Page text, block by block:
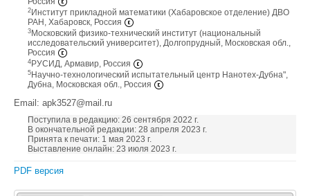
2 Институт прикладной математики (Хабаровское отделение) ДВО
РАН, Хабаровск, Россия
3 Московский физико-технический институт (национальный
исследовательский университет), Долгопрудный, Московская обл.,
Россия
4 РУСИД, Армавир, Россия
5 Научно-технологический испытательный центр Нанотех-Дубна",
Дубна, Московская обл., Россия
Email: apk3527@mail.ru
Поступила в редакцию: 26 сентября 2022 г.
В окончательной редакции: 28 апреля 2023 г.
Принята к печати: 1 мая 2023 г.
Выставление онлайн: 23 июля 2023 г.
PDF версия